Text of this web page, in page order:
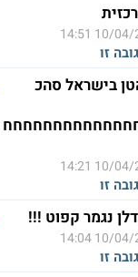
10/04/
זו
מחירי מנהטן בישראל סהכ
10/04/
זו
קפוט !!!
10/04/
זו